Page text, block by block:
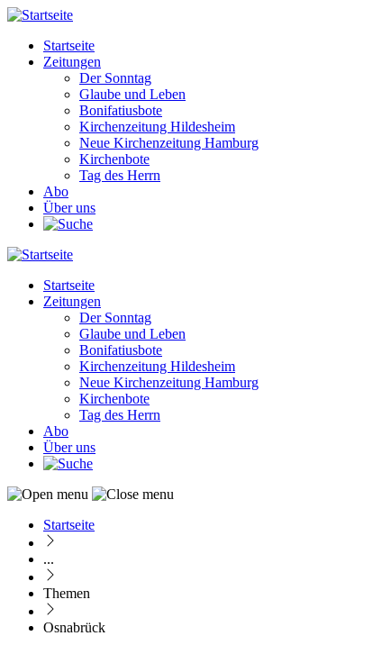
Direkt
Inhalt
Main
navigation
Startseite
Zeitungen
Der Sonntag
Glaube und Leben
Bonifatiusbote
Kirchenzeitung Hildesheim
Neue Kirchenzeitung Hamburg
Kirchenbote
Tag des Herrn
Abo
Über uns
Main
navigation
Startseite
Zeitungen
Der Sonntag
Glaube und Leben
Bonifatiusbote
Kirchenzeitung Hildesheim
Neue Kirchenzeitung Hamburg
Kirchenbote
Tag des Herrn
Abo
Über uns
Pfadnavigation
Startseite
...
Themen
Osnabrück